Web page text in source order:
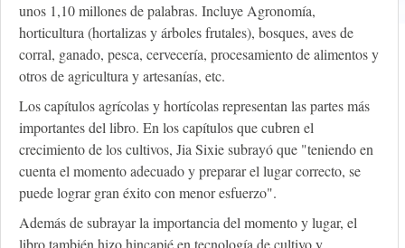
unos 1,10 millones de palabras. Incluye Agronomía,
horticultura (hortalizas y árboles frutales), bosques, aves de
corral, ganado, pesca, cervecería, procesamiento de alimentos y
otros de agricultura y artesanías, etc.
Los capítulos agrícolas y hortícolas representan las partes más
importantes del libro. En los capítulos que cubren el
crecimiento de los cultivos, Jia Sixie subrayó que "teniendo en
cuenta el momento adecuado y preparar el lugar correcto, se
puede lograr gran éxito con menor esfuerzo".
Además de subrayar la importancia del momento y lugar, el